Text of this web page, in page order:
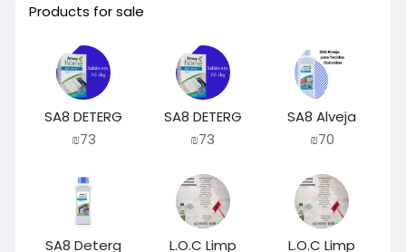
Products for sale
SA8 DETERG
₪73
SA8 DETERG
₪73
SA8 Alveja
₪70
SA8 Deterg L.O.C Limp L.O.C Limp